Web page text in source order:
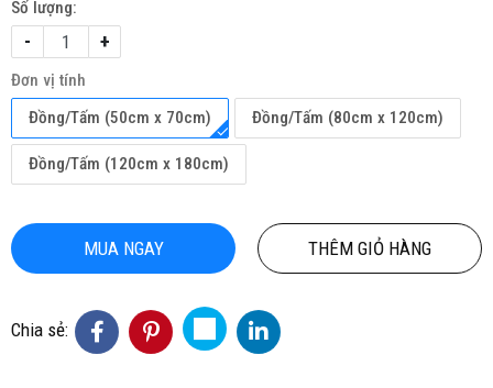
Số lượng:
- +
Đơn vị tính
Đồng/Tấm (50cm x 70cm)
Đồng/Tấm (80cm x 120cm)
Đồng/Tấm (120cm x 180cm)
MUA NGAY THÊM GIỎ HÀNG
Chia sẻ: